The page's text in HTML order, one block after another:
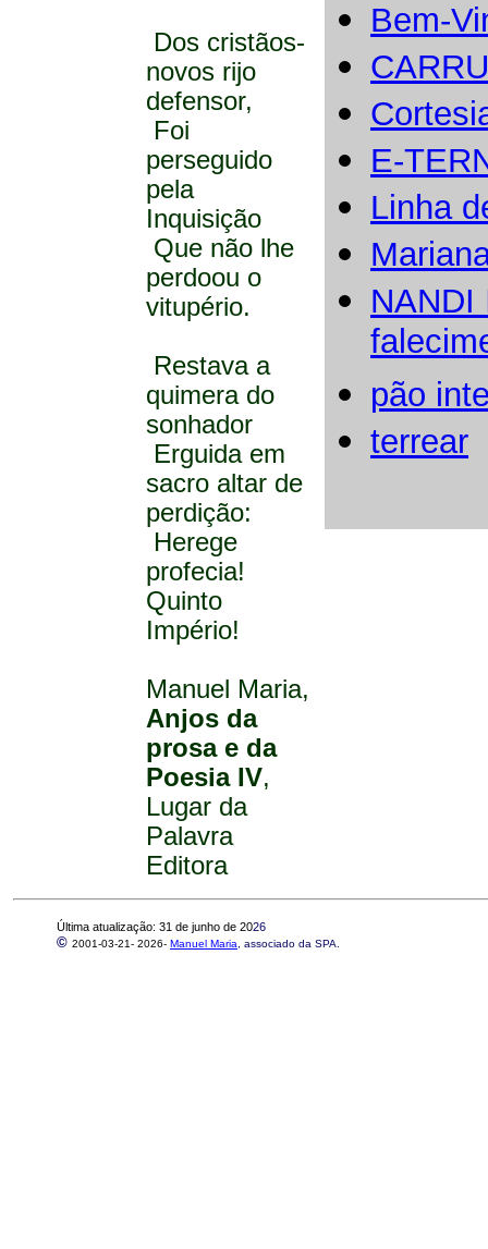
Dos cristãos-
novos rijo
defensor,
Foi
perseguido
pela
Inquisição
Que não lhe
perdoou o
vitupério.
Restava a
quimera do
sonhador
Erguida em
sacro altar de
perdição:
Herege
profecia!
Quinto
Império!
Manuel Maria,
Anjos da
prosa e da
Poesia IV,
Lugar da
Palavra
Editora
Bem-
E-
Linha
NANDI
pão
terrear
Última atualização: 31 de junho de 2026
© 2001-03-21- 2026- Manuel Maria , associado da SPA.